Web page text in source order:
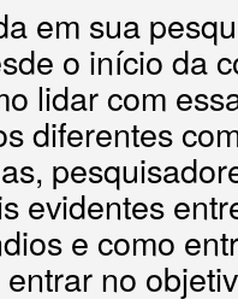
em sua
o início da
lidar com
diferentes
evidentes
e como
no